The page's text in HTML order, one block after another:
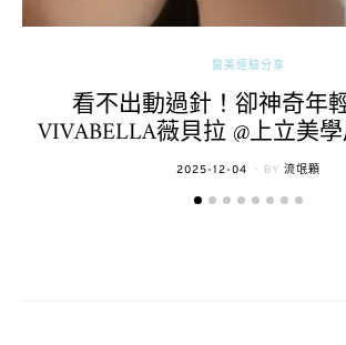
醫美經驗分享
看不出動過針！卻神奇年
VIVABELLA薇貝拉 @上立美
POSTED
2025-12-04 BY 流氓顆